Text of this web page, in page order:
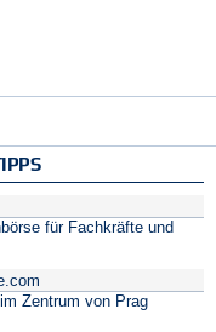
für Fachkräfte und
Zentrum von Prag